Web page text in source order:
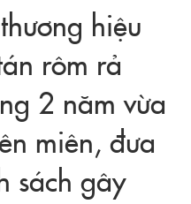
hiệu
rôm rả
2 năm vừa
miên, đưa
sách gây